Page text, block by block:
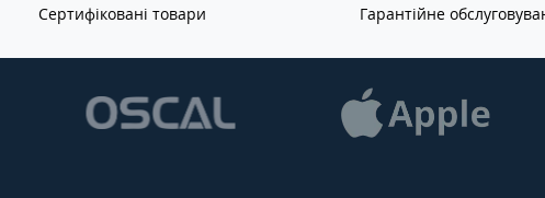
Сертифіковані товари Гарантійне